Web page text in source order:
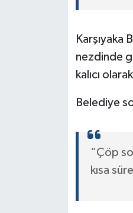
Karşıyaka
nezdinde
kalıcı
Belediye
“Çöp
kısa